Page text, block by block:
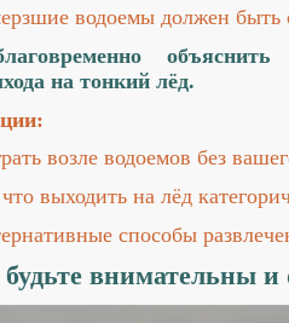
водоемы должен
на тонкий лёд.
возле водоемов без
выходить на лёд
способы
внимательны